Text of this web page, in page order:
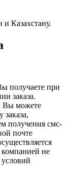
и Казахстану.
получаете при
заказа.
Вы можете
заказа,
получения смс-
почте
не